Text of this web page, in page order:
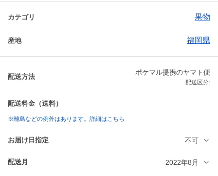
カテゴリ 果物
産地 福岡県
配送方法
ポケマル提携のヤマト便
配送区分:
配送料金（送料）
※離島などの例外はあります。詳細はこちら
お届け日指定 不可
配送月 2022年8月